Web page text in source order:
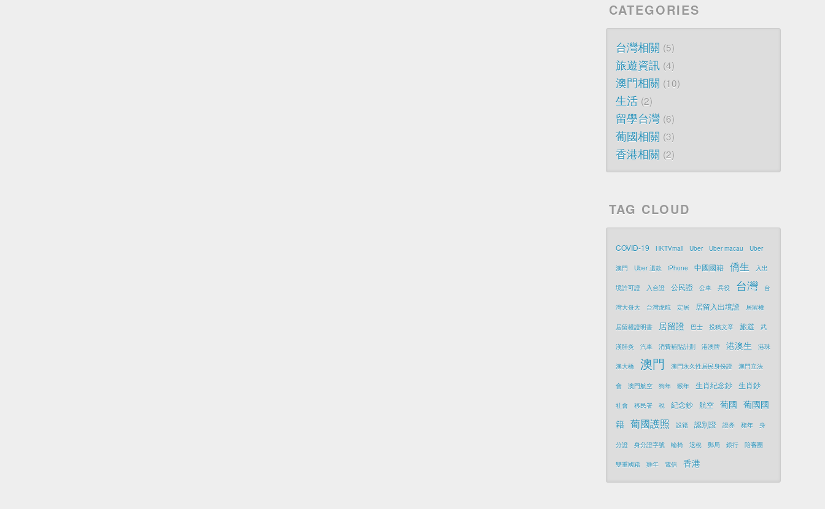
CATEGORIES
台灣相關 5
旅遊資訊 4
澳門相關 10
生活 2
留學台灣 6
葡國相關 3
香港相關 2
TAG CLOUD
COVID-19 HKTVmall Uber Uber macau Uber
澳門 Uber 退款 iPhone 中國國籍 僑生 入出
境許可證 入台證 公民證 公車 兵役 台灣 台
灣大哥大 台灣虎航 定居 居留入出境證 居留權
居留權證明書 居留證 巴士 投稿文章 旅遊 武
漢肺炎 汽車 消費補貼計劃 港澳牌 港澳生 港珠
澳大橋 澳門 澳門永久性居民身份證 澳門立法
會 澳門航空 狗年 猴年 生肖紀念鈔 生肖鈔
社會 移民署 稅 紀念鈔 航空 葡國 葡國國
籍 葡國護照 設籍 認別證 證券 豬年 身
分證 身分證字號 輪椅 退稅 郵局 銀行 陪審團
雙重國籍 雞年 電信 香港